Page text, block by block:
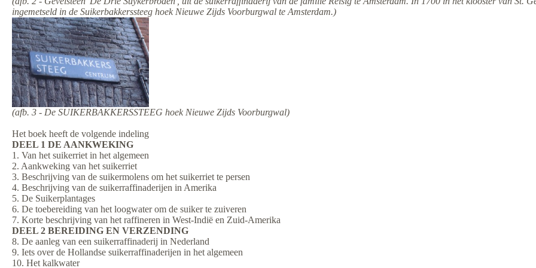
ingemetseld in de Suikerbakkerssteeg hoek Nieuwe Zijds Voorburgwal te Amsterdam.)
(afb. 3 - De SUIKERBAKKERSSTEEG hoek Nieuwe Zijds Voorburgwal)
Het boek heeft de volgende indeling
DEEL 1 DE AANKWEKING
1. Van het suikerriet in het algemeen
2. Aankweking van het suikerriet
3. Beschrijving van de suikermolens om het suikerriet te persen
4. Beschrijving van de suikerraffinaderijen in Amerika
5. De Suikerplantages
6. De toebereiding van het loogwater om de suiker te zuiveren
7. Korte beschrijving van het raffineren in West-Indië en Zuid-Amerika
DEEL 2 BEREIDING EN VERZENDING
8. De aanleg van een suikerraffinaderij in Nederland
9. Iets over de Hollandse suikerraffinaderijen in het algemeen
10. Het kalkwater